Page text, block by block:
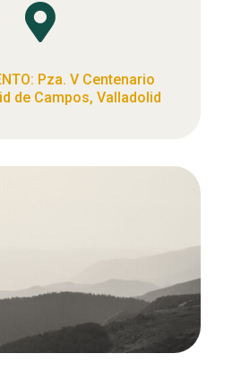

Pza. V Centenario
de Campos, Valladolid